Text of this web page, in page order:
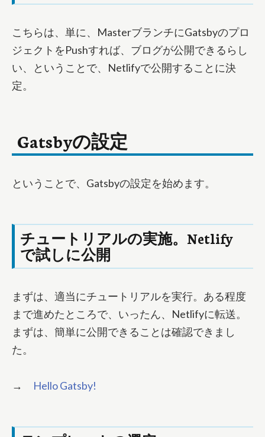
こちらは、単に、MasterブランチにGatsbyのプロ
ジェクトをPushすれば、ブログが公開できるらし
い、ということで、Netlifyで公開することに決
定。
Gatsbyの設定
ということで、Gatsbyの設定を始めます。
チュートリアルの実施。Netlify
で試しに公開
まずは、適当にチュートリアルを実行。ある程度
まで進めたところで、いったん、Netlifyに転送。
まずは、簡単に公開できることは確認できまし
た。
→ Hello Gatsby!